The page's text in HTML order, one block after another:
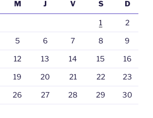
M J V S D
1 2
5 6 7 8 9
12 13 14 15 16
19 20 21 22 23
26 27 28 29 30